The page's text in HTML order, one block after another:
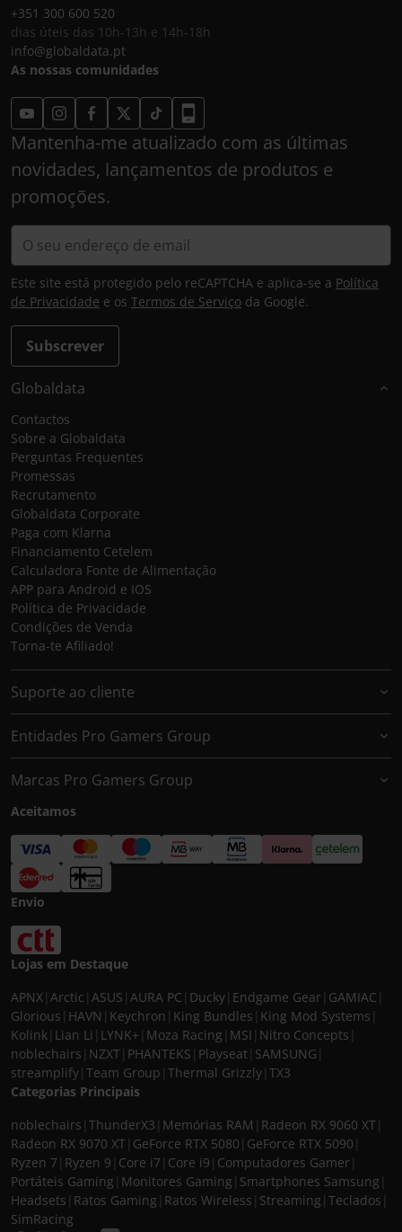
+351 300 600 520
dias úteis das 10h-13h e 14h-18h
info@globaldata.pt
As nossas comunidades
Mantenha-me atualizado com as últimas
novidades, lançamentos de produtos e
promoções.
Subscrever
Este site está protegido pelo reCAPTCHA e aplica-se a Política
de Privacidade e os Termos de Serviço da Google.
Globaldata
Contactos
Sobre a Globaldata
Perguntas Frequentes
Promessas
Recrutamento
Globaldata Corporate
Paga com Klarna
Financiamento Cetelem
Calculadora Fonte de Alimentação
APP para Android e IOS
Política de Privacidade
Condições de Venda
Torna-te Afiliado!
Suporte ao cliente
Entidades Pro Gamers Group
Marcas Pro Gamers Group
Aceitamos
Envio
Lojas em Destaque
APNX Arctic ASUS AURA PC Ducky Endgame Gear GAMIAC
Glorious HAVN Keychron King Bundles King Mod Systems
Kolink Lian Li LYNK+ Moza Racing MSI Nitro Concepts
noblechairs NZXT PHANTEKS Playseat SAMSUNG
streamplify Team Group Thermal Grizzly TX3
Categorias Principais
noblechairs ThunderX3 Memórias RAM Radeon RX 9060 XT
Radeon RX 9070 XT GeForce RTX 5080 GeForce RTX 5090
Ryzen 7 Ryzen 9 Core i7 Core i9 Computadores Gamer
Portáteis Gaming Monitores Gaming Smartphones Samsung
Headsets Ratos Gaming Ratos Wireless Streaming Teclados
SimRacing